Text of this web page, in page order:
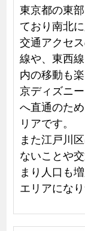
東京都の東
ており南北
交通アクセ
線や、東西
内の移動も
京ディズニ
へ直通のた
リアです。
また江戸川
ないことや
まり人口も
エリアにな